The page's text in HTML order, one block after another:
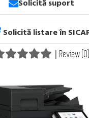
Solicită suport
Solicită listare în
| Review (0)